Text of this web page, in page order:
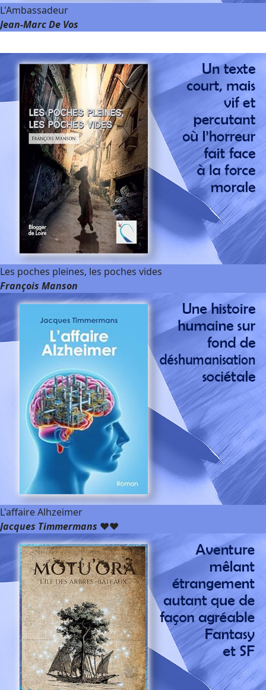
L'Ambassadeur
Jean-Marc De Vos
Les poches pleines, les poches vides
François Manson
L'affaire Alhzeimer
Jacques Timmermans ❤️❤️